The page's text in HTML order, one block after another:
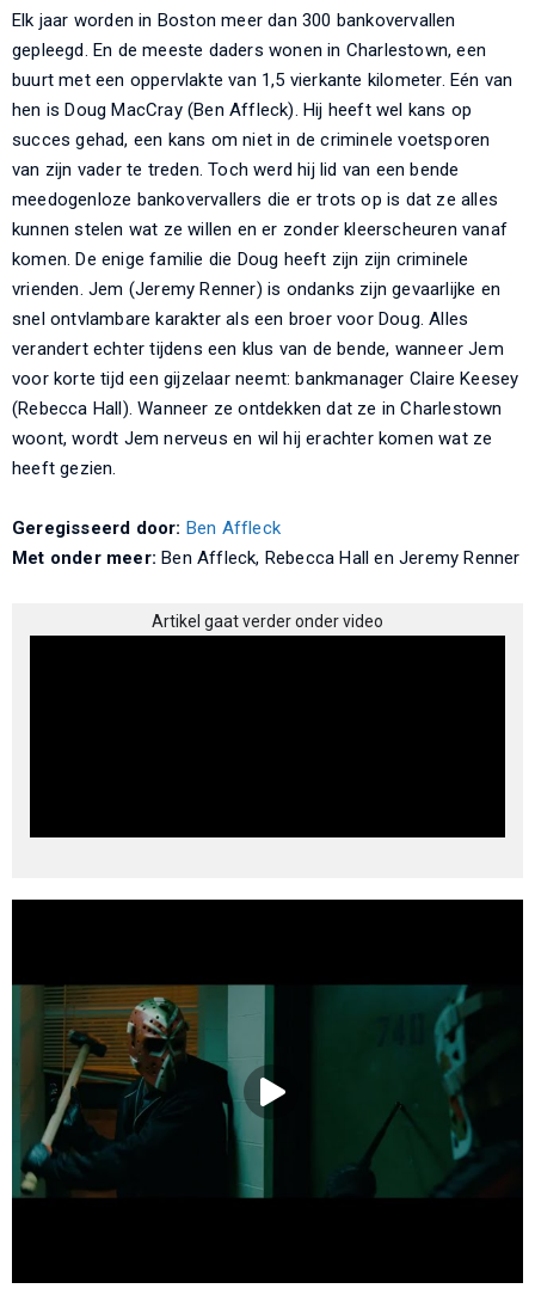
Elk jaar worden in Boston meer dan 300 bankovervallen
gepleegd. En de meeste daders wonen in Charlestown, een
buurt met een oppervlakte van 1,5 vierkante kilometer. Eén van
hen is Doug MacCray (Ben Affleck). Hij heeft wel kans op
succes gehad, een kans om niet in de criminele voetsporen
van zijn vader te treden. Toch werd hij lid van een bende
meedogenloze bankovervallers die er trots op is dat ze alles
kunnen stelen wat ze willen en er zonder kleerscheuren vanaf
komen. De enige familie die Doug heeft zijn zijn criminele
vrienden. Jem (Jeremy Renner) is ondanks zijn gevaarlijke en
snel ontvlambare karakter als een broer voor Doug. Alles
verandert echter tijdens een klus van de bende, wanneer Jem
voor korte tijd een gijzelaar neemt: bankmanager Claire Keesey
(Rebecca Hall). Wanneer ze ontdekken dat ze in Charlestown
woont, wordt Jem nerveus en wil hij erachter komen wat ze
heeft gezien.
Geregisseerd door: Ben Affleck
Met onder meer:Ben Affleck, Rebecca Hall en Jeremy Renner
Artikel gaat verder onder video